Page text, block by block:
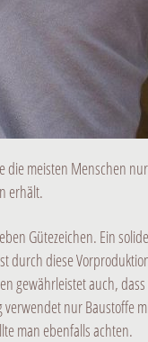
die meisten Menschen
erhält.
Gütezeichen. Ein
durch diese
gewährleistet auch,
nur Baustoffe
man ebenfalls achten.